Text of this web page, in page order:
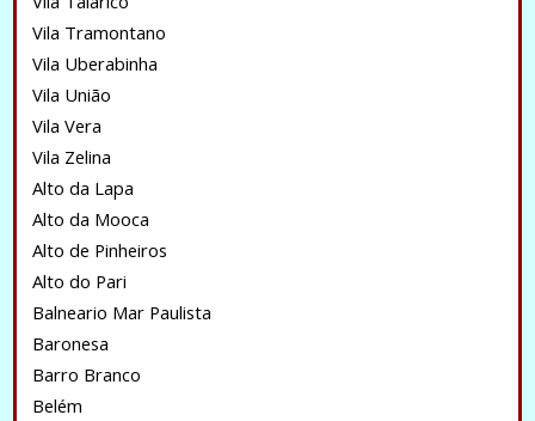
Vila Tramontano
Vila Uberabinha
Vila União
Vila Vera
Vila Zelina
Alto da Lapa
Alto da Mooca
Alto de Pinheiros
Alto do Pari
Balneario Mar Paulista
Baronesa
Barro Branco
Belém